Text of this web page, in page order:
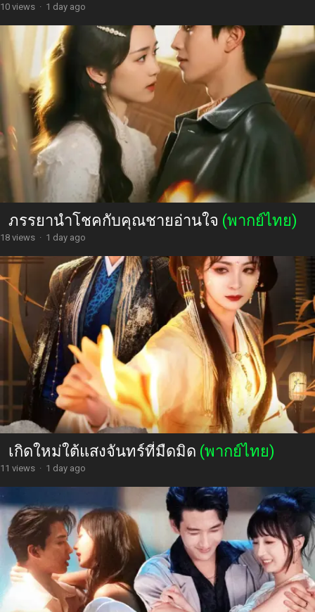
10 views · 1 day ago
ภรรยานำโชคกับคุณชายอ่านใจ (พากย์ไทย)
18 views · 1 day ago
เกิดใหม่ใต้แสงจันทร์ที่มืดมิด (พากย์ไทย)
11 views · 1 day ago